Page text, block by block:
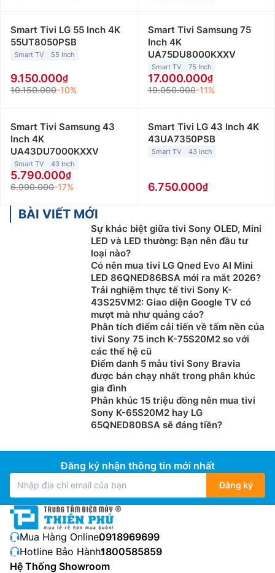
Smart Tivi LG 55 Inch 4K
55UT8050PSB
Smart TV 55 Inch
9.150.000
10.150.000-10%
Smart Tivi Samsung 75
Inch 4K
UA75DU8000KXXV
Smart TV 75 Inch
17.000.000
19.050.000-11%
Smart Tivi Samsung 43
Inch 4K
UA43DU7000KXXV
Smart TV 43 Inch
5.790.000
6.990.000-17%
Smart Tivi LG 43 Inch 4K
43UA7350PSB
Smart TV 43 Inch
6.750.000
BÀI VIẾT MỚI
Sự khác biệt giữa tivi Sony OLED, Mini
LED và LED thường: Bạn nên đầu tư
loại nào?
Có nên mua tivi LG Qned Evo AI Mini
LED 86QNED86BSA mới ra mắt 2026?
Trải nghiệm thực tế tivi Sony K-
43S25VM2: Giao diện Google TV có
mượt mà như quảng cáo?
Phân tích điểm cải tiến về tấm nền của
tivi Sony 75 inch K-75S20M2 so với
các thế hệ cũ
Điểm danh 5 mẫu tivi Sony Bravia
được bán chạy nhất trong phân khúc
gia đình
Phân khúc 15 triệu đồng nên mua tivi
Sony K-65S20M2 hay LG
65QNED80BSA sẽ đáng tiền?
Đăng ký nhận thông tin mới nhất
Đăng ký
Mua Hàng Online:0918969699
Hotline Bảo Hành:1800585859
Hệ Thống Showroom